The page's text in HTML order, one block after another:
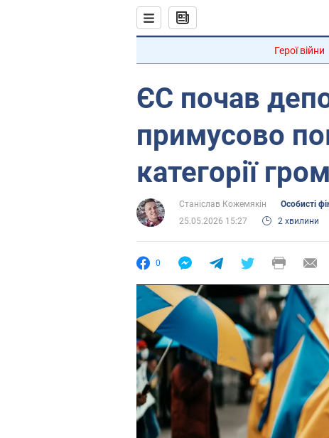
Герої війни
ЄС почав
примусово
категорії
Станіслав Кожемякін
Особисті
25.05.2026 15:27
2 хвилини
0